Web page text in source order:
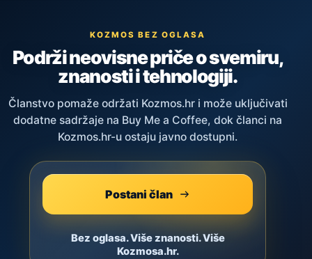
KOZMOS BEZ OGLASA
Podrži neovisne priče o svemiru,
znanosti i tehnologiji.
Članstvo pomaže održati Kozmos.hr i može uključivati
dodatne sadržaje na Buy Me a Coffee, dok članci na
Kozmos.hr-u ostaju javno dostupni.
Postani član
Bez oglasa. Više znanosti. Više
Kozmosa.hr.